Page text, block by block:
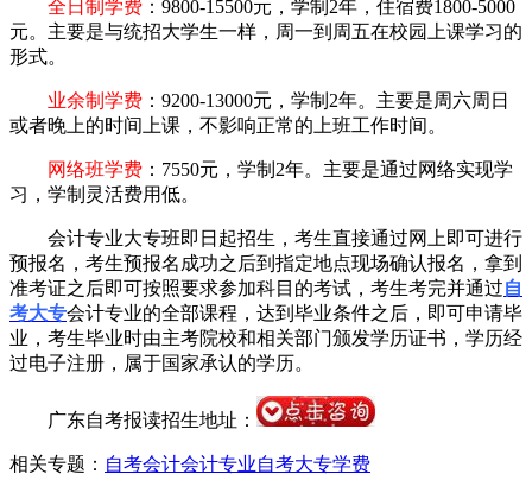
全日制学费 ：9800-15500元，学制2年，住宿费1800-5000
元。主要是与统招大学生一样，周一到周五在校园上课学习的
形式。
业余制学费 ：9200-13000元，学制2年。主要是周六周日
或者晚上的时间上课，不影响正常的上班工作时间。
网络班学费 ：7550元，学制2年。主要是通过网络实现学
习，学制灵活费用低。
会计专业大专班即日起招生，考生直接通过网上即可进行
预报名，考生预报名成功之后到指定地点现场确认报名，拿到
准考证之后即可按照要求参加科目的考试，考生考完并通过自
考大专会计专业的全部课程，达到毕业条件之后，即可申请毕
业，考生毕业时由主考院校和相关部门颁发学历证书，学历经
过电子注册，属于国家承认的学历。
广东自考报读招生地址：
相关专题： 自考会计会计专业自考大专学费